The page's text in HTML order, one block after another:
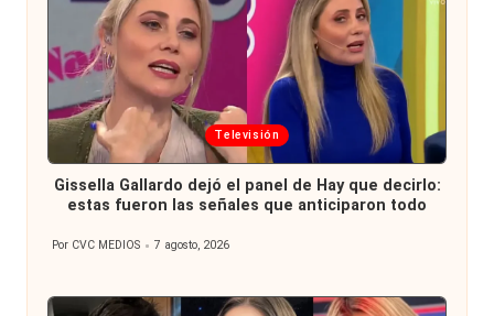
Publicada
en
Televisión
Gissella Gallardo dejó el panel de Hay que decirlo:
estas fueron las señales que anticiparon todo
Publicado
Por CVC MEDIOS 7 agosto, 2026